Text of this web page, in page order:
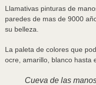
Llamativas pinturas de
paredes de mas de 9000
su belleza.
La paleta de colores que
ocre, amarillo, blanco hasta
Cueva de las